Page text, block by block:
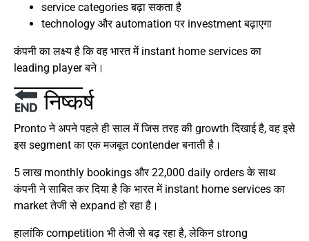
service categories बढ़ा सकता है
technology और automation पर investment बढ़ाएगा
कंपनी का लक्ष्य है कि वह भारत में instant home services का
leading player बने।
निष्कर्ष
Pronto ने अपने पहले ही साल में जिस तरह की growth दिखाई है, वह इसे
इस segment का एक मजबूत contender बनाती है।
5 लाख monthly bookings और 22,000 daily orders के साथ
कंपनी ने साबित कर दिया है कि भारत में instant home services का
market तेजी से expand हो रहा है।
हालांकि competition भी तेजी से बढ़ रहा है, लेकिन strong